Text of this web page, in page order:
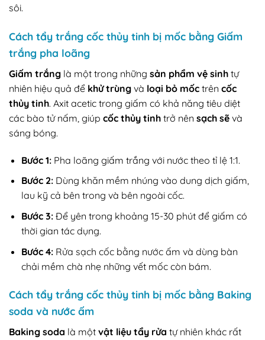
sôi.
Cách tẩy trắng cốc thủy tinh bị mốc bằng Giấm
trắng pha loãng
Giấm trắng là một trong những sản phẩm vệ sinh tự
nhiên hiệu quả để khử trùng và loại bỏ mốc trên cốc
thủy tinh. Axit acetic trong giấm có khả năng tiêu diệt
các bào tử nấm, giúp cốc thủy tinh trở nên sạch sẽ và
sáng bóng.
Bước 1:Pha loãng giấm trắng với nước theo tỉ lệ 1:1.
Bước 2:Dùng khăn mềm nhúng vào dung dịch giấm,
lau kỹ cả bên trong và bên ngoài cốc.
Bước 3:Để yên trong khoảng 15-30 phút để giấm có
thời gian tác dụng.
Bước 4:Rửa sạch cốc bằng nước ấm và dùng bàn
chải mềm chà nhẹ những vết mốc còn bám.
Cách tẩy trắng cốc thủy tinh bị mốc bằng Baking
soda và nước ấm
Baking soda là một vật liệu tẩy rửa tự nhiên khác rất